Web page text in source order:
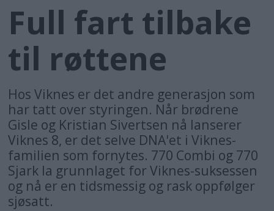
Full fart tilbake
til røttene
Hos Viknes er det andre generasjon som
har tatt over styringen. Når brødrene
Gisle og Kristian Sivertsen nå lanserer
Viknes 8, er det selve DNA'et i Viknes-
familien som fornytes. 770 Combi og 770
Sjark la grunnlaget for Viknes-suksessen
og nå er en tidsmessig og rask oppfølger
sjøsatt.